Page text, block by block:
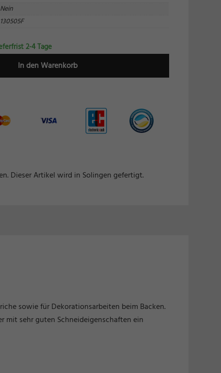
Nein
130505F
2-4 Tage
In den Warenkorb
Dieser Artikel wird in Solingen gefertigt.
sowie für Dekorationsarbeiten beim Backen.
mit sehr guten Schneideigenschaften ein
Marketing